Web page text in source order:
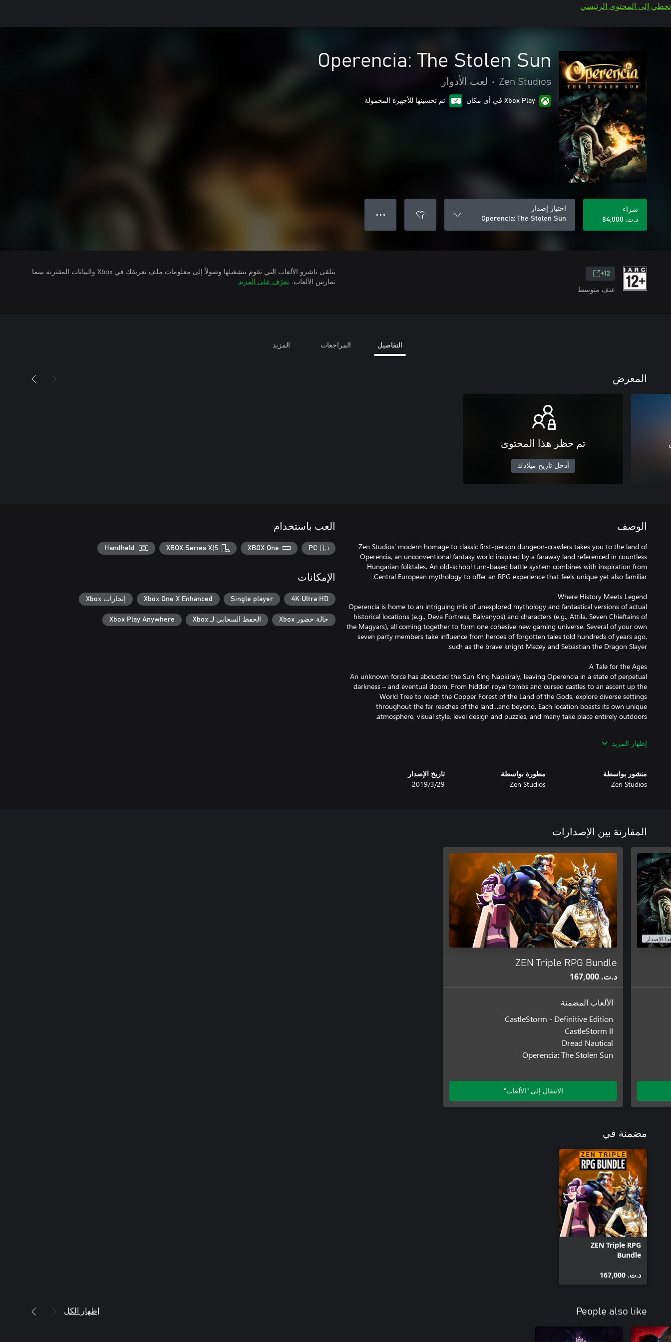
تخطي إلى المحتوى الرئيسي
Operencia: The Stolen Sun
Zen Studios
• لعب الأدوار
Xbox Play في أي مكان تم تحسينها للأجهزة المحمولة
شراء
د.ت.‏ 84,000
اختيار إصدار
Operencia: The Stolen Sun
● ● ●
12+
عنف متوسط
يتلقى ناشرو الألعاب التي تقوم بتشغيلها وصولاً إلى معلومات ملف تعريفك في Xbox والبيانات المقترنة بينما
تمارس الألعاب. تعرّف على المزيد
التفاصيل المراجعات المزيد
المعرض
تم حظر هذا المحتوى
أدخل تاريخ ميلادك
الوصف
Zen Studios’ modern homage to classic first-person dungeon-crawlers takes you to the land of
Operencia, an unconventional fantasy world inspired by a faraway land referenced in countless
Hungarian folktales. An old-school turn-based battle system combines with inspiration from
Operencia is home to an intriguing mix of unexplored mythology and fantastical versions of actual
historical locations (e.g., Deva Fortress, Balvanyos) and characters (e.g., Attila, Seven Chieftains of
the Magyars), all coming together to form one cohesive new gaming universe. Several of your own
seven party members take influence from heroes of forgotten tales told hundreds of years ago,
An unknown force has abducted the Sun King Napkiraly, leaving Operencia in a state of perpetual
darkness – and eventual doom. From hidden royal tombs and cursed castles to an ascent up the
World Tree to reach the Copper Forest of the Land of the Gods, explore diverse settings
throughout the far reaches of the land…and beyond. Each location boasts its own unique
Breathtaking hand-drawn cutscenes and fabulous 2D character portraits bring the story to life in a
Along with a deeply strategic turn-based battle system full of spells and special skills to execute,
tile-based movement encourages thorough exploration of each area. For added challenge, turn on
Cartographer mode to plot out each of the 13 maps yourself. How many secrets will you find?
إظهار المزيد
منشور بواسطة
Zen Studios
مطورة بواسطة
Zen Studios
تاريخ الإصدار
29‏/3‏/2019
العب باستخدام
PC
XBOX One
XBOX Series X|S
Handheld
الإمكانات
4K Ultra HD
Single player
Xbox One X Enhanced إنجازات Xbox
حالة حضور Xbox الحفظ السحابي لـ Xbox Xbox Play Anywhere
المقارنة بين الإصدارات
الإصدار
ZEN Triple RPG Bundle
د.ت.‏ 167,000
الألعاب المضمنة
CastleStorm - Definitive Edition
CastleStorm II
Dread Nautical
Operencia: The Stolen Sun
الانتقال إلى "الألعاب"
مضمنة في
ZEN Triple RPG
Bundle
د.ت.‏ 167,000
People also like إظهار الكل